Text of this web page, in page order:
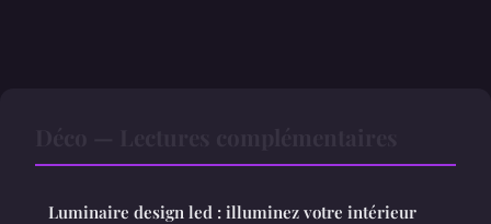
Luminaire design led : illuminez votre intérieur